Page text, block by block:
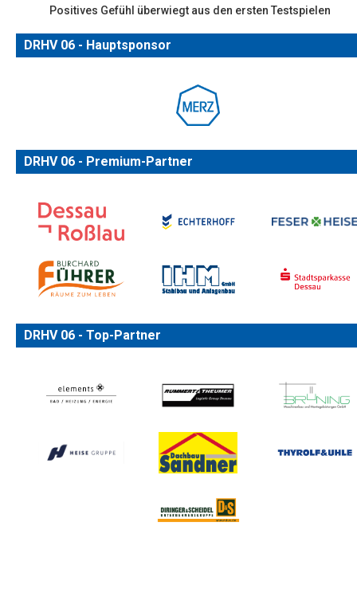
Positives Gefühl überwiegt aus den ersten Testspielen
DRHV 06 - Hauptsponsor
DRHV 06 - Premium-Partner
DRHV 06 - Top-Partner